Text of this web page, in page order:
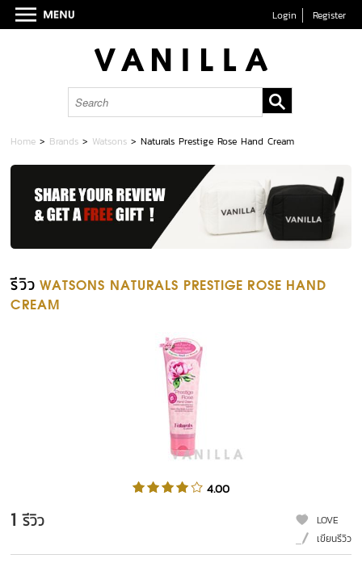
Login Register
Home > Brands > Watsons >Naturals Prestige Rose Hand Cream
รีวิว WATSONS NATURALS PRESTIGE ROSE HAND
CREAM
4.00
1 รีวิว
LOVE
เขียนรีวิว